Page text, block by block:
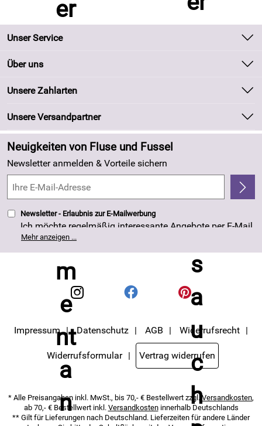
Unser Service
Kontakt
Kundeninformationen
Newsletter
Zahlung und Versand
Kundenlogin
Über uns
Unsere Bestseller
Neu
Angebote
Made in Germany
4,8/5*****
Unsere Zahlarten
Unsere Versandpartner
Neuigkeiten von Fluse und Fussel
Newsletter anmelden & Vorteile sichern
Newsletter - Erlaubnis zur E-Mailwerbung
Ich möchte regelmäßig interessante Angebote per E-Mail
erhalten. Meine E-Mail-Adresse wird nicht an andere
Unternehmen weitergegeben. Die Einwilligung zur
Nutzung meiner E-Mail- Adresse für Werbezwecke kann
Datenschutzerklärung habe ich zur Kenntnis
genommen.
Mehr anzeigen ...
Impressum Datenschutz AGB Widerrufsrecht
Widerrufsformular Vertrag widerrufen
* Alle Preisangaben inkl. MwSt., bis 70,- € Bestellwert zzgl. Versandkosten,
ab 70,- € Bestellwert inkl. Versandkosteninnerhalb Deutschlands
** Gilt für Lieferungen nach Deutschland. Lieferzeiten für andere Länder